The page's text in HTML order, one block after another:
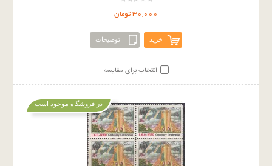
30,000 تومان
خرید توضیحات
انتخاب برای مقایسه
در فروشگاه موجود است